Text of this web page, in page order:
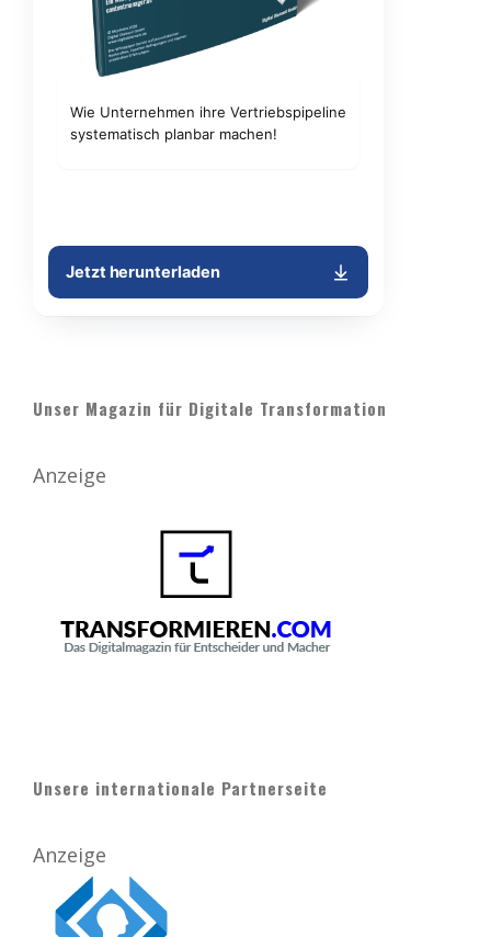
Unser Magazin für Digitale Transformation
Anzeige
Unsere internationale Partnerseite
Anzeige